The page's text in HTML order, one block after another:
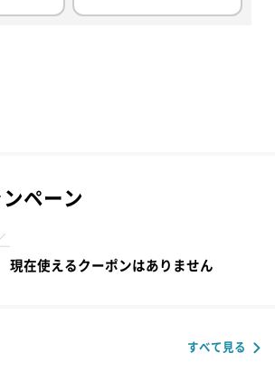
ペーン
現在使えるクーポンはありません
すべて見る